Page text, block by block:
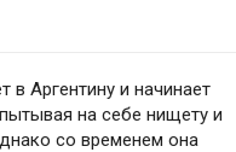
в Аргентину и начинает
на себе нищету и
со временем она